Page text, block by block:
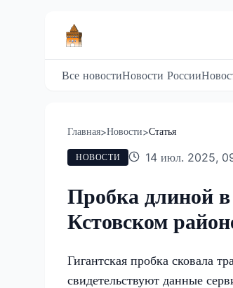
Все новостиНовости России
Главная>Новости>Статья
НОВОСТИ 14 июл. 2025,
Пробка длиной
Кстовском
Гигантская пробка сковала
свидетельствуют данные